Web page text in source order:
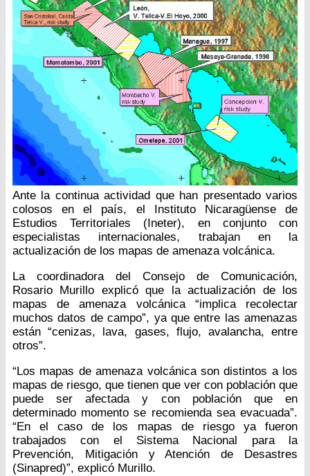
Ante la continua actividad que han presentado varios
colosos en el país, el Instituto Nicaragüense de
Estudios Territoriales (Ineter), en conjunto con
especialistas internacionales, trabajan en la
actualización de los mapas de amenaza volcánica.
La coordinadora del Consejo de Comunicación,
Rosario Murillo explicó que la actualización de los
mapas de amenaza volcánica “implica recolectar
muchos datos de campo”, ya que entre las amenazas
están “cenizas, lava, gases, flujo, avalancha, entre
otros”.
“Los mapas de amenaza volcánica son distintos a los
mapas de riesgo, que tienen que ver con población que
puede ser afectada y con población que en
determinado momento se recomienda sea evacuada”.
“En el caso de los mapas de riesgo ya fueron
trabajados con el Sistema Nacional para la
Prevención, Mitigación y Atención de Desastres
(Sinapred)”, explicó Murillo.